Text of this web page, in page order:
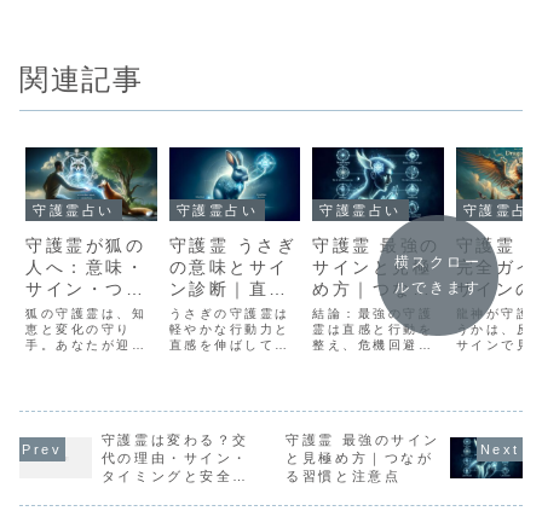
関連記事
守護霊占い
守護霊が狐の
人へ：意味・
サイン・つな
がり方・金運
アップ実践法
狐の守護霊は、知
恵と変化の守り
手。あなたが迎え
つながり方・活か
し方を具体的に解
説します。迷いや
不安を抱えたとき
守護霊占い
守護霊 うさぎ
の意味とサイ
ン診断｜直感
と行動力を伸
ばすつながり
方【完全ガイ
うさぎの守護霊は
軽やかな行動力と
直感を伸ばしてく
から無理なく実践
できます。守護霊
うさぎとは？基本
概念と役割をやさ
守護霊占い
守護霊 最強の
サインと見極
め方｜つなが
る習慣と注意
点
結論：最強の守護
霊は直感と行動を
整え、危機回避と
強の守護霊とは何
か：定義と役割守
護霊は生涯を通じ
て人格や直感を導
守護霊占
守護霊
完全ガイ
サインの
け方とつ
る3分習
龍神が守護
うかは、反
サインで見
る手順を、
やすく解説
す。守護霊
横スクロー
ルできます
守護霊は変わる？交
代の理由・サイン・
タイミングと安全な
守護霊 最強のサイン
と見極め方｜つなが
る習慣と注意点